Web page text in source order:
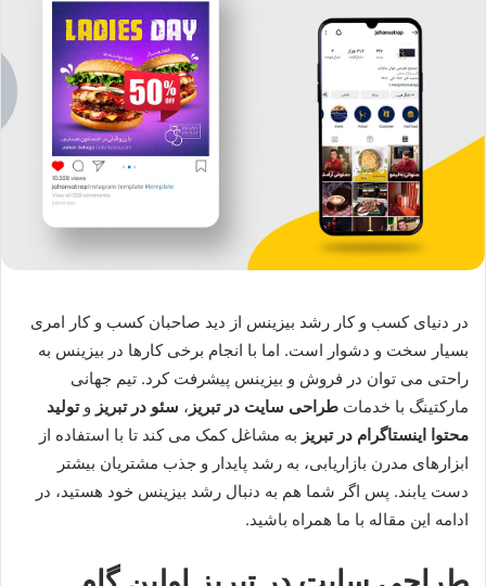
در دنیای کسب و کار رشد بیزینس از دید صاحبان کسب و کار امری
بسیار سخت و دشوار است. اما با انجام برخی کارها در بیزینس به
راحتی می توان در فروش و بیزینس پیشرفت کرد. تیم جهانی
مارکتینگ با خدمات طراحی سایت در تبریز ، سئو در تبریز وتولید
محتوا اینستاگرام در تبریز به مشاغل کمک می ‌کند تا با استفاده از
ابزارهای مدرن بازاریابی، به رشد پایدار و جذب مشتریان بیشتر
دست یابند. پس اگر شما هم به دنبال رشد بیزینس خود هستید، در
ادامه این مقاله با ما همراه باشید.